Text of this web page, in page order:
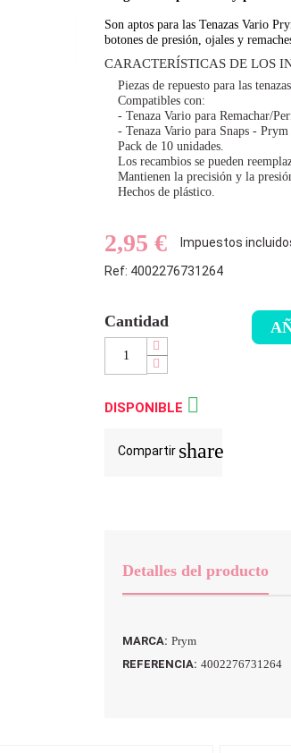
Son aptos para las Tenazas Vario
botones de presión, ojales y
CARACTERÍSTICAS DE LOS
Piezas de repuesto para las
Compatibles con:
- Tenaza Vario para Remachar/
- Tenaza Vario para Snaps -
Pack de 10 unidades.
Los recambios se pueden
Mantienen la precisión y la
Hechos de plástico.
2,95 €
Impuestos
Ref: 4002276731264
Cantidad
DISPONIBLE 
Compartir share
Detalles del producto
MARCA: Prym
REFERENCIA: 4002276731264